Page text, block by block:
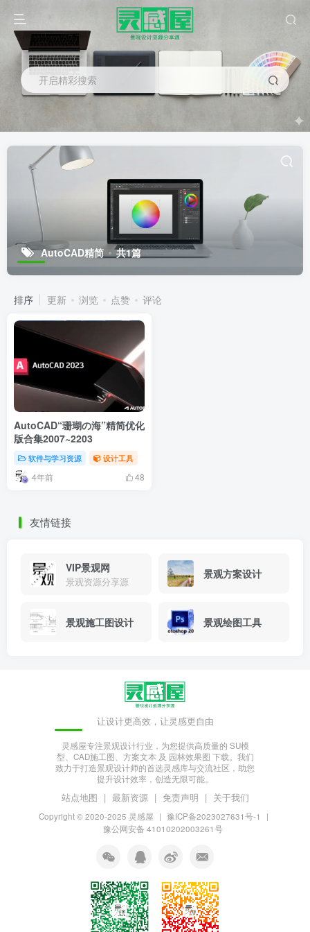
开启精彩搜索
AutoCAD精简 共1篇
排序 更新 浏览 点赞 评论
AutoCAD“珊瑚の海”精简优化
版合集2007~2203
软件与学习资源 设计工具
4年前 48
友情链接
VIP景观网
景观资源分享源
景观方案设计
景观施工图设计 景观绘图工具
让设计更高效，让灵感更自由
灵感屋专注景观设计行业，为您提供高质量的 SU模
型、CAD施工图、方案文本 及 园林效果图 下载。我们
致力于打造景观设计师的首选灵感库与交流社区，助您
提升设计效率，创造无限可能。
站点地图 | 最新资源 | 免责声明 | 关于我们
Copyright © 2020-2025 灵感屋 | 豫ICP备2023027631号-1
|
豫公网安备 41010202003261号